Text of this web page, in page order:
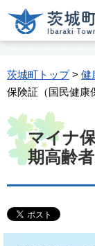
茨城町トップ> 健
保険証（国民健康
マイナ
期高齢者